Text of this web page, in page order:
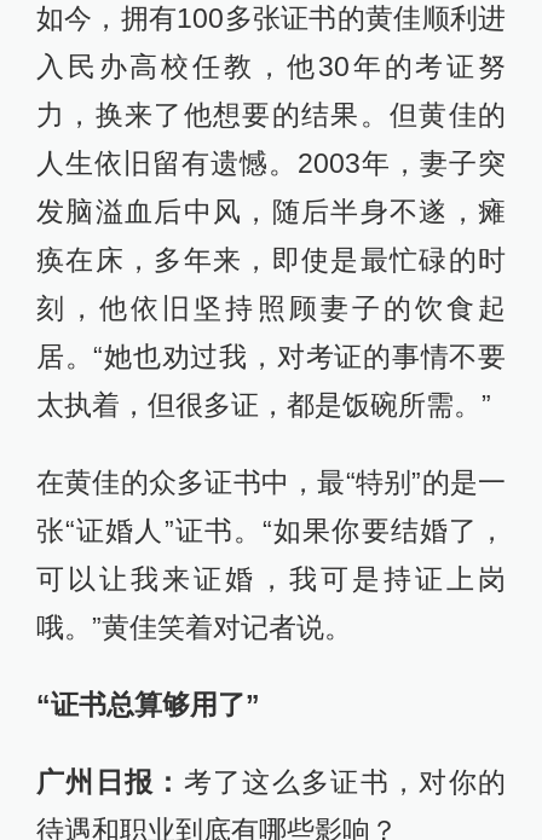
如今，拥有100多张证书的黄佳顺利进
入民办高校任教，他30年的考证努
力，换来了他想要的结果。但黄佳的
人生依旧留有遗憾。2003年，妻子突
发脑溢血后中风，随后半身不遂，瘫
痪在床，多年来，即使是最忙碌的时
刻，他依旧坚持照顾妻子的饮食起
居。“她也劝过我，对考证的事情不要
太执着，但很多证，都是饭碗所需。”
在黄佳的众多证书中，最“特别”的是一
张“证婚人”证书。“如果你要结婚了，
可以让我来证婚，我可是持证上岗
哦。”黄佳笑着对记者说。
“证书总算够用了”
广州日报： 考了这么多证书，对你的
待遇和职业到底有哪些影响？